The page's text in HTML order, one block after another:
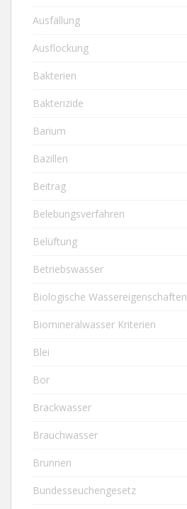
Ausfällung
Ausflockung
Bakterien
Bakterizide
Barium
Bazillen
Beitrag
Belebungsverfahren
Belüftung
Betriebswasser
Biologische Wassereigenschaften
Biomineralwasser Kriterien
Blei
Bor
Brackwasser
Brauchwasser
Brunnen
Bundesseuchengesetz